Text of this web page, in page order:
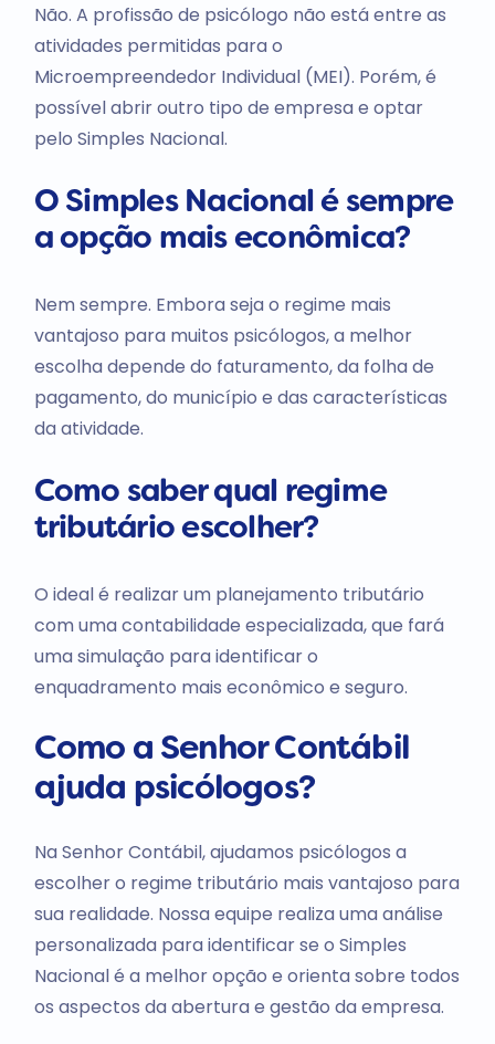
Não. A profissão de psicólogo não está entre as
atividades permitidas para o
Microempreendedor Individual (MEI). Porém, é
possível abrir outro tipo de empresa e optar
pelo Simples Nacional.
O Simples Nacional é sempre
a opção mais econômica?
Nem sempre. Embora seja o regime mais
vantajoso para muitos psicólogos, a melhor
escolha depende do faturamento, da folha de
pagamento, do município e das características
da atividade.
Como saber qual regime
tributário escolher?
O ideal é realizar um planejamento tributário
com uma contabilidade especializada, que fará
uma simulação para identificar o
enquadramento mais econômico e seguro.
Como a Senhor Contábil
ajuda psicólogos?
Na Senhor Contábil, ajudamos psicólogos a
escolher o regime tributário mais vantajoso para
sua realidade. Nossa equipe realiza uma análise
personalizada para identificar se o Simples
Nacional é a melhor opção e orienta sobre todos
os aspectos da abertura e gestão da empresa.